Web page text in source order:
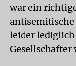
war ein
antisemitische
leider
Gesellschafter